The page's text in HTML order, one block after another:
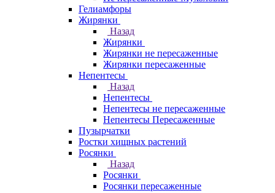
Гелиамфоры
Жирянки
Назад
Жирянки
Жирянки не пересаженные
Жирянки пересаженные
Непентесы
Назад
Непентесы
Непентесы не пересаженные
Непентесы Пересаженные
Пузырчатки
Ростки хищных растений
Росянки
Назад
Росянки
Росянки пересаженные